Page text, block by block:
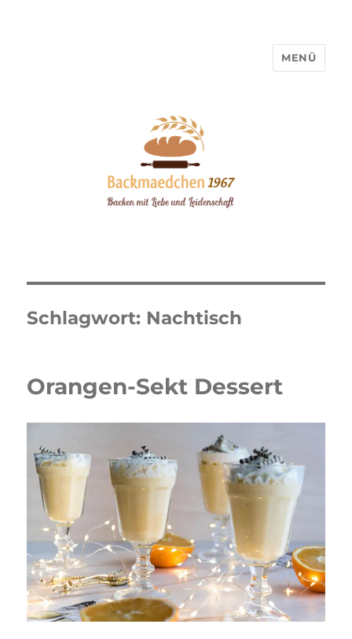
MENÜ
Schlagwort: Nachtisch
Orangen-Sekt Dessert